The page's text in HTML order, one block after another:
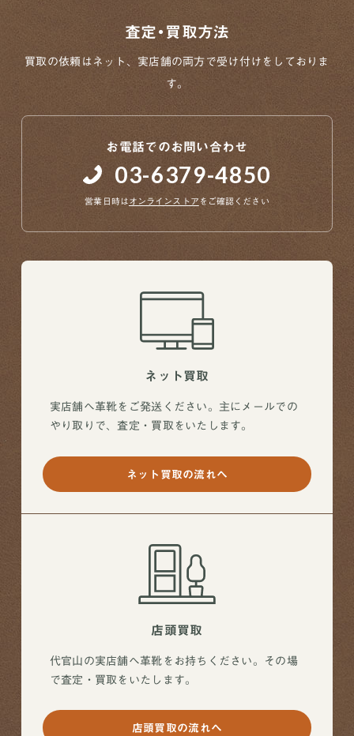
査定・買取方法
買取の依頼はネット、実店舗の両方で受け付けをしておりま
す。
お電話でのお問い合わせ
03-6379-4850
営業日時はオンラインストア をご確認ください
ネット買取
実店舗へ革靴をご発送ください。主にメールでの
やり取りで、査定・買取をいたします。
ネット買取の流れへ
店頭買取
代官山の実店舗へ革靴をお持ちください。その場
で査定・買取をいたします。
店頭買取の流れへ